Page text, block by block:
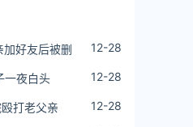
好友后被删 12-28
一夜白头 12-28
打老父亲 12-28